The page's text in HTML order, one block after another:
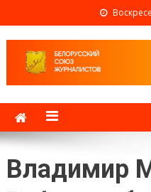
Владимир